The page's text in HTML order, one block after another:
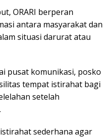
ORARI berperan
antara masyarakat dan
situasi darurat atau
pusat komunikasi, posko
tempat istirahat bagi
setelah
sederhana agar